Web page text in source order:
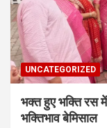
UNCATEGORIZED
भक्त हुए भक्ति रस
भक्तिभाव बेमिसाल